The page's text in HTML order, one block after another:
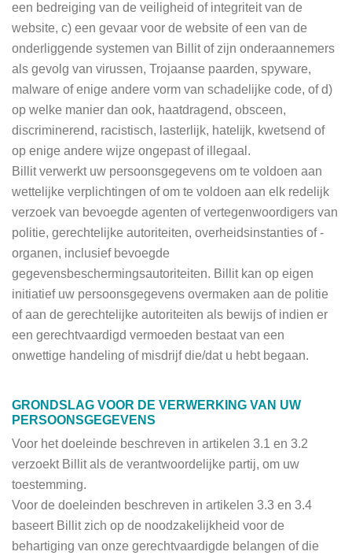
een bedreiging van de veiligheid of integriteit van de
website, c) een gevaar voor de website of een van de
onderliggende systemen van Billit of zijn onderaannemers
als gevolg van virussen, Trojaanse paarden, spyware,
malware of enige andere vorm van schadelijke code, of d)
op welke manier dan ook, haatdragend, obsceen,
discriminerend, racistisch, lasterlijk, hatelĳk, kwetsend of
op enige andere wijze ongepast of illegaal.
Billit verwerkt uw persoonsgegevens om te voldoen aan
wettelijke verplichtingen of om te voldoen aan elk redelijk
verzoek van bevoegde agenten of vertegenwoordigers van
politie, gerechtelijke autoriteiten, overheidsinstanties of -
organen, inclusief bevoegde
gegevensbeschermingsautoriteiten. Billit kan op eigen
initiatief uw persoonsgegevens overmaken aan de politie
of aan de gerechtelijke autoriteiten als bewijs of indien er
een gerechtvaardigd vermoeden bestaat van een
onwettige handeling of misdrijf die/dat u hebt begaan.
GRONDSLAG VOOR DE VERWERKING VAN UW
PERSOONSGEGEVENS
Voor het doeleinde beschreven in artikelen 3.1 en 3.2
verzoekt Billit als de verantwoordelijke partij, om uw
toestemming.
Voor de doeleinden beschreven in artikelen 3.3 en 3.4
baseert Billit zich op de noodzakelijkheid voor de
behartiging van onze gerechtvaardigde belangen of die